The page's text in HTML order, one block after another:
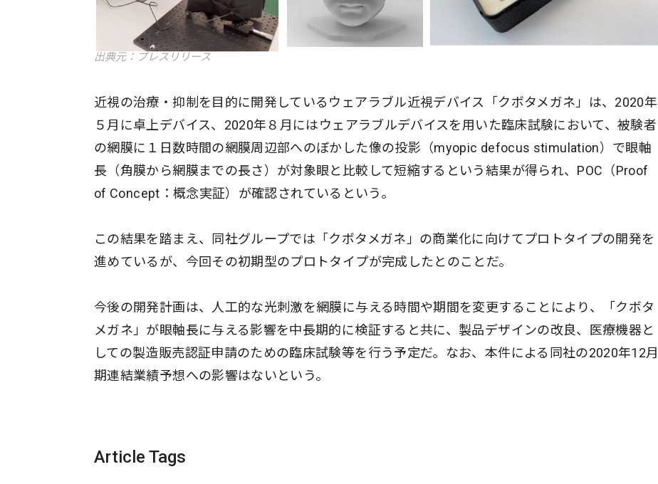
出典元：プレスリリース
近視の治療・抑制を目的に開発しているウェアラブル近視デバイス「クボタメガネ」は、2020年
５月に卓上デバイス、2020年８月にはウェアラブルデバイスを用いた臨床試験において、被験者
の網膜に１日数時間の網膜周辺部へのぼかした像の投影（myopic defocus stimulation）で眼軸
長（角膜から網膜までの長さ）が対象眼と比較して短縮するという結果が得られ、POC（Proof
of Concept：概念実証）が確認されているという。
この結果を踏まえ、同社グループでは「クボタメガネ」の商業化に向けてプロトタイプの開発を
進めているが、今回その初期型のプロトタイプが完成したとのことだ。
今後の開発計画は、人工的な光刺激を網膜に与える時間や期間を変更することにより、「クボタ
メガネ」が眼軸長に与える影響を中長期的に検証すると共に、製品デザインの改良、医療機器と
しての製造販売認証申請のための臨床試験等を行う予定だ。なお、本件による同社の2020年12月
期連結業績予想への影響はないという。
Article Tags